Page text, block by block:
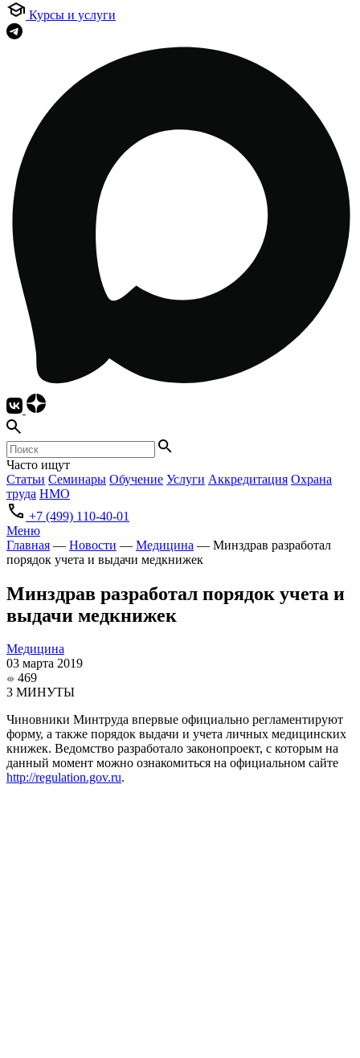
Курсы и услуги
Часто ищут
Статьи Семинары Обучение Услуги Аккредитация Охрана
труда НМО
+7 (499) 110-40-01
Меню
Главная — Новости — Медицина — Минздрав разработал
порядок учета и выдачи медкнижек
Минздрав разработал порядок учета и
выдачи медкнижек
Медицина
03 марта 2019
469
3 МИНУТЫ
Чиновники Минтруда впервые официально регламентируют
форму, а также порядок выдачи и учета личных медицинских
книжек. Ведомство разработало законопроект, с которым на
данный момент можно ознакомиться на официальном сайте
http://regulation.gov.ru.